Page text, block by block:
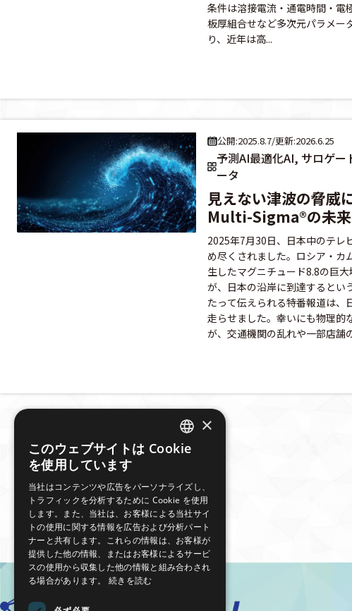
条件は溶接電流・通電時間・電
板厚組合せなど多次元パラメー
り、近年は高...
公開:2025.8.7/更新:2026.6.25
予測AI最適化AI, サロゲー
ータ
見えない津波の脅威
Multi-Sigma®の未
2025年7月30日、日本中のテレ
め尽くされました。ロシア・カ
生したマグニチュード8.8の巨
が、日本の沿岸に到達するとい
たって伝えられる特番報道は、
走らせました。幸いにも物理的
が、交通機関の乱れや一部店舗
JAPANESE
×
このウェブサイトは Cookie
を使用しています
当社はコンテンツや広告をパーソナライズし、
トラフィックを分析するために Cookie を使用
します。また、当社は、お客様による当社サイ
トの使用に関する情報を広告および分析パート
ナーと共有します。これらの情報は、お客様が
提供した他の情報、またはお客様によるサービ
スの使用から収集した他の情報と組み合わされ
る場合があります。続きを読む